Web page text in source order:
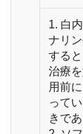
1. 白
ナリ
する
治療
用前
って
きであ